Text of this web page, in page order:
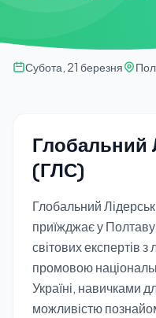
Субота, 21 березня
Глобальний
(ГЛС)
Глобальний
приїжджає у
світових експертів
промовою
Україні, навичками
можливістю